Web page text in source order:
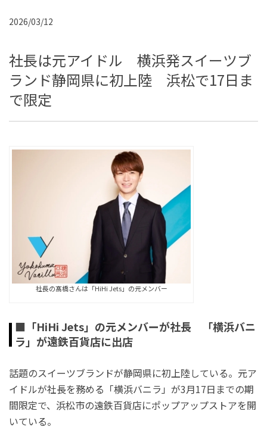
2026/03/12
社長は元アイドル 横浜発スイーツブ
ランド静岡県に初上陸 浜松で17日ま
で限定
社長の髙橋さんは「HiHi Jets」の元メンバー
■「HiHi Jets」の元メンバーが社長 「横浜バニ
ラ」が遠鉄百貨店に出店
話題のスイーツブランドが静岡県に初上陸している。元ア
イドルが社長を務める「横浜バニラ」が3月17日までの期
間限定で、浜松市の遠鉄百貨店にポップアップストアを開
いている。